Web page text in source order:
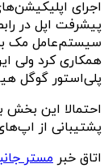
سیستم‌عامل مک
همکاری کرد ولی
پلی‌استور گوگل
احتمالا‍ این بخش
پشتیبانی از اپ‌های
اتاق خبر مستر